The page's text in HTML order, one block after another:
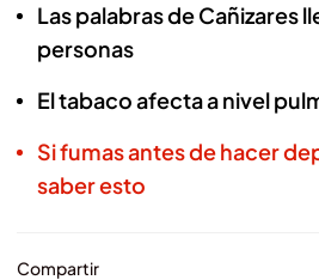
Las palabras de Cañizares
personas
El tabaco afecta a nivel
Si fumas antes de hacer
saber esto
Compartir